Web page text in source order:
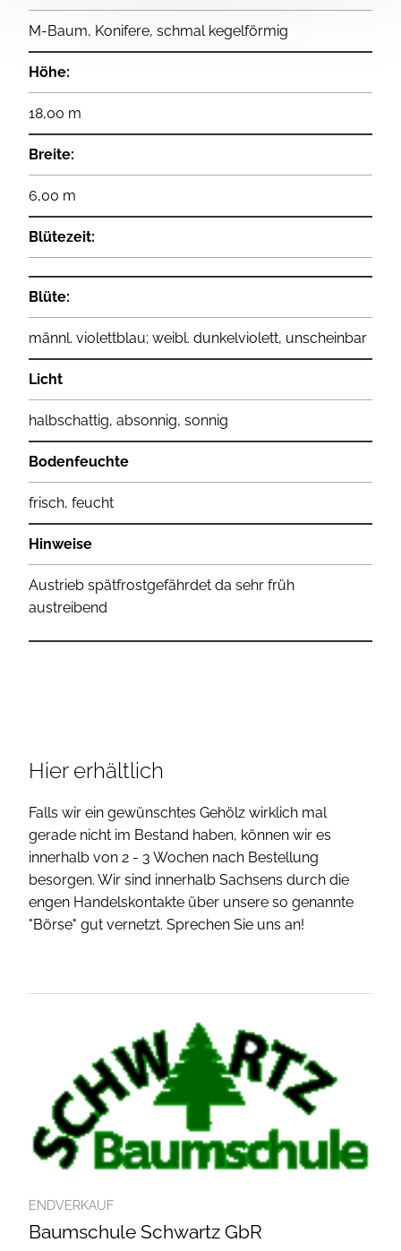
M-Baum, Konifere, schmal kegelförmig
Höhe:
18,00 m
Breite:
6,00 m
Blütezeit:
Blüte:
männl. violettblau; weibl. dunkelviolett, unscheinbar
Licht
halbschattig, absonnig, sonnig
Bodenfeuchte
frisch, feucht
Hinweise
Austrieb spätfrostgefährdet da sehr früh
austreibend
Hier erhältlich
Falls wir ein gewünschtes Gehölz wirklich mal
gerade nicht im Bestand haben, können wir es
innerhalb von 2 - 3 Wochen nach Bestellung
besorgen. Wir sind innerhalb Sachsens durch die
engen Handelskontakte über unsere so genannte
"Börse" gut vernetzt. Sprechen Sie uns an!
ENDVERKAUF
Baumschule Schwartz GbR